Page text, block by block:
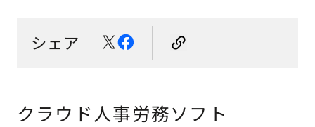
シェア
クラウド人事労務ソフト